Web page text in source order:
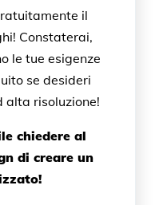
il
Constaterai,
le tue esigenze
se desideri
alta risoluzione!
chiedere al
di creare un